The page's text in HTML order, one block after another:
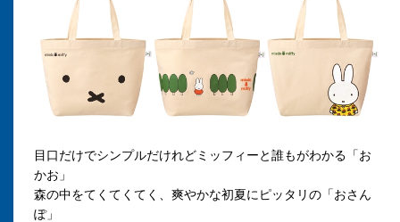
目口だけでシンプルだけれどミッフィーと誰もがわかる「お
かお」
森の中をてくてくてく、爽やかな初夏にピッタリの「おさん
ぽ」